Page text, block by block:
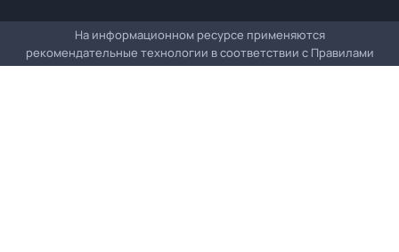
На информационном ресурсе применяются
рекомендательные технологии в соответствии с Правилами